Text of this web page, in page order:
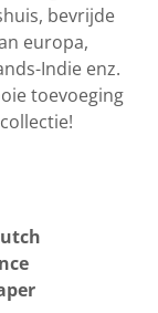
bevrijde
europa,
Indie enz.
toevoeging